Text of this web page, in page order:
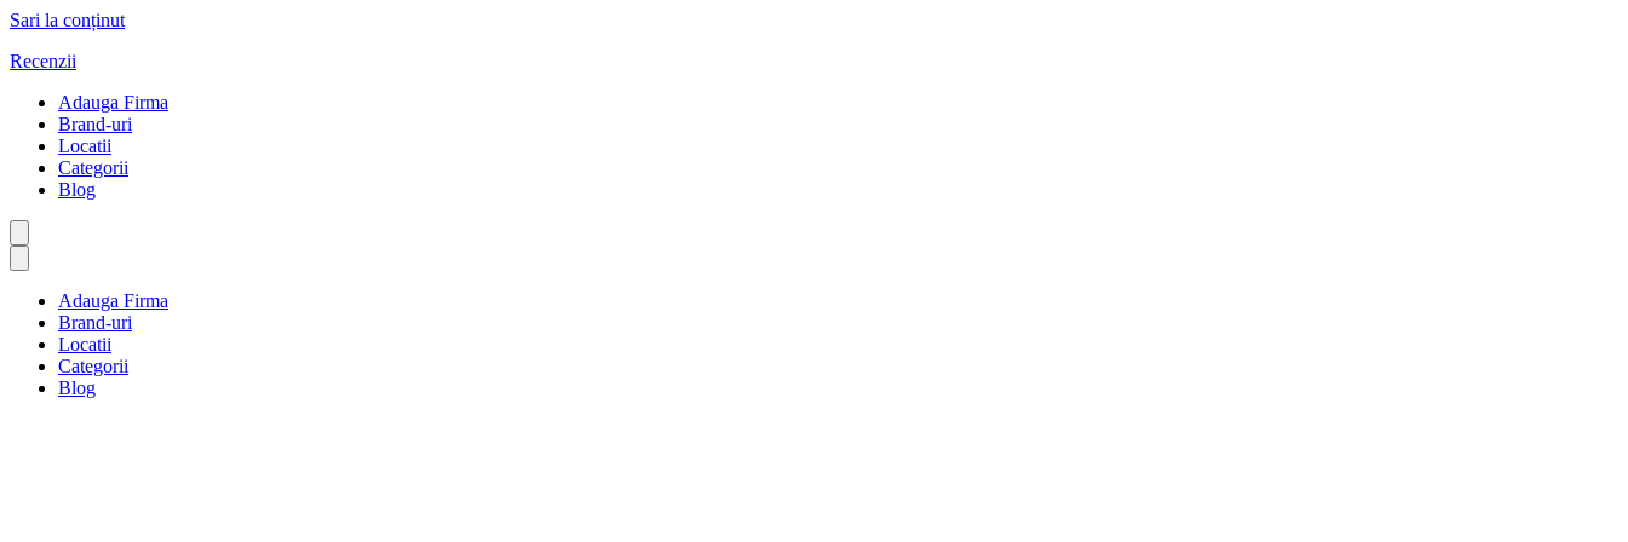
Sari la conținut
Recenzii
Adauga Firma
Brand-uri
Locatii
Categorii
Blog
Adauga Firma
Brand-uri
Locatii
Categorii
Blog